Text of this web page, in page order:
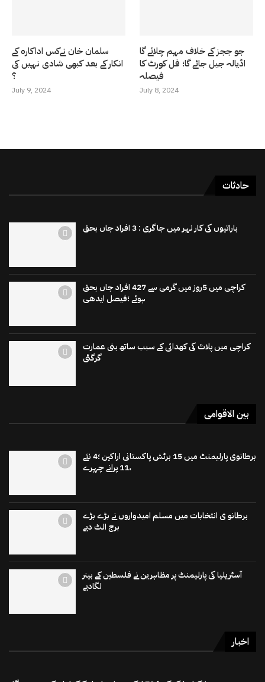
سلمان خان نےکس اداکارہ کے
انکار کے بعد کبھی شادی نہیں کی
؟
July 9, 2024
جو ججز کے خلاف مہم چلائے گا
اڈیالہ جیل جائے گا؛ فل کورٹ کا
فیصلہ
July 8, 2024
حادثات
باراتیوں کی کار نہر میں جاگری : 3 افراد جاں بحق
کراچی میں 5روز میں گرمی سے 427 افراد جاں بحق
ہوئے ؛فیصل ایدھی
کراچی میں پلاٹ کی کھدائی کے سبب ساتھ بنی عمارت
گرگئی
بین الاقوامی
برطانوی پارلیمنٹ میں 15 برٹش پاکستانی اراکین ؛4 نئے
،11 پرانے چہرے
برطانو ی انتخابات میں مسلم امیدواروں نے بڑے بڑے
برج الٹ دیے
آسٹریلیا کی پارلیمنٹ پر مظاہرین نے فلسطین کے بینر
لگادیے
اخبار